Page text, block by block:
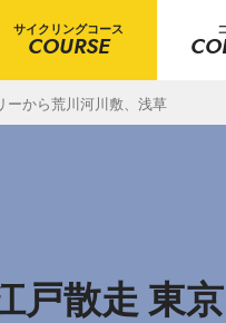
サイクリングコース
COURSE
ーから荒川河川敷、浅草
戸散走 東